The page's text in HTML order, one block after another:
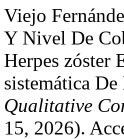
Viejo
Y Nivel De
Herpes zóster
sistemática
Qualitative
15, 2026).